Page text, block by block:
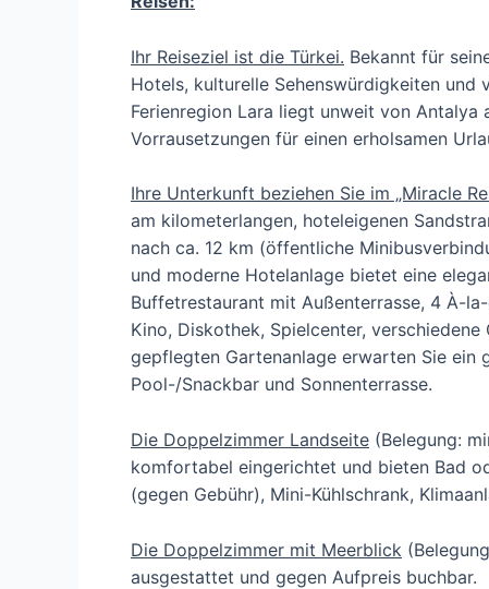
Ihr Reiseziel ist die Türkei. Bekannt für
Hotels, kulturelle Sehenswürdigkeiten
Ferienregion Lara liegt unweit von
Vorrausetzungen für einen erholsamen
Ihre Unterkunft beziehen Sie im „Miracle
am kilometerlangen, hoteleigenen
nach ca. 12 km (öffentliche
und moderne Hotelanlage bietet eine
Buffetrestaurant mit Außenterrasse, 4 À-
Kino, Diskothek, Spielcenter,
gepflegten Gartenanlage erwarten Sie ein
Pool-/Snackbar und Sonnenterrasse.
Die Doppelzimmer Landseite (Belegung:
komfortabel eingerichtet und bieten Bad
(gegen Gebühr), Mini-Kühlschrank,
Die Doppelzimmer mit Meerblick
ausgestattet und gegen Aufpreis buchbar.